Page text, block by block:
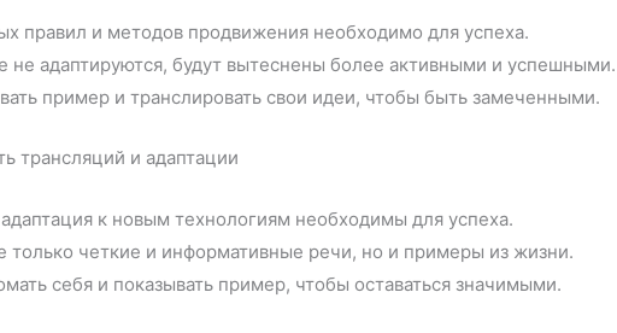
правил и методов продвижения необходимо для успеха.
не адаптируются, будут вытеснены более активными и успешными.
пример и транслировать свои идеи, чтобы быть замеченными.
трансляций и адаптации
к новым технологиям необходимы для успеха.
только четкие и информативные речи, но и примеры из жизни.
себя и показывать пример, чтобы оставаться значимыми.